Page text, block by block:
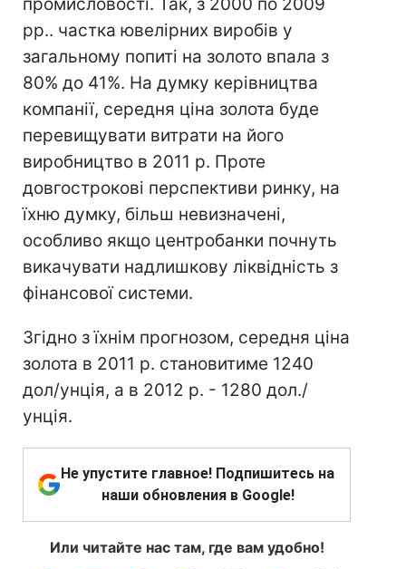
рр.. частка ювелірних виробів у
загальному попиті на золото впала з
80% до 41%. На думку керівництва
компанії, середня ціна золота буде
перевищувати витрати на його
виробництво в 2011 р. Проте
довгострокові перспективи ринку, на
їхню думку, більш невизначені,
особливо якщо центробанки почнуть
викачувати надлишкову ліквідність з
фінансової системи.
Згідно з їхнім прогнозом, середня ціна
золота в 2011 р. становитиме 1240
дол/унція, а в 2012 р. - 1280 дол./
унція.
Не упустите главное! Подпишитесь на
наши обновления в Google!
Или читайте нас там, где вам удобно!